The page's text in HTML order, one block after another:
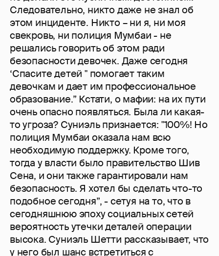
Следовательно, никто даже не знал об
этом инциденте. Никто – ни я, ни моя
свекровь, ни полиция Мумбаи - не
решались говорить об этом ради
безопасности девочек. Даже сегодня
‘Спасите детей " помогает таким
девочкам и дает им профессиональное
образование.” Кстати, о мафии: на их пути
очень опасно появляться. Была ли какая-
то угроза? Суниэль признается: "100%! Но
полиция Мумбаи оказала нам всю
необходимую поддержку. Кроме того,
тогда у власти было правительство Шив
Сена, и они также гарантировали нам
безопасность. Я хотел бы сделать что-то
подобное сегодня”, - сетуя на то, что в
сегодняшнюю эпоху социальных сетей
вероятность утечки деталей операции
высока. Суниэль Шетти рассказывает, что
у него был шанс встретиться с